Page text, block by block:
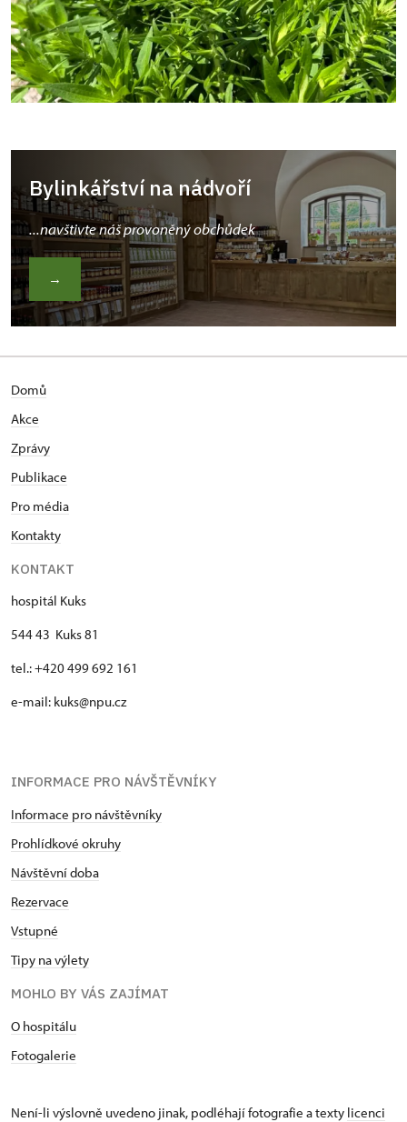
Bylinkářství na nádvoří
...navštivte náš provoněný obchůdek
→
Domů
Akce
Zprávy
Publikace
Pro média
Kontakty
KONTAKT
hospitál Kuks
544 43 Kuks 81
tel.: +420 499 692 161
e-mail: kuks@npu.cz
INFORMACE PRO NÁVŠTĚVNÍKY
Informace pro návštěvníky
Prohlídkové okruhy
Návštěvní doba
Rezervace
Vstupné
Tipy na výlety
MOHLO BY VÁS ZAJÍMAT
O hospitálu
Fotogalerie
Není-li výslovně uvedeno jinak, podléhají fotografie a texty licenci